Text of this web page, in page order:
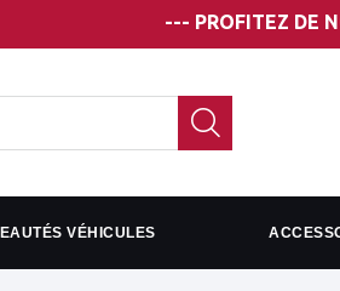
--- PROFITEZ DE NOTRE
VÉHICULES